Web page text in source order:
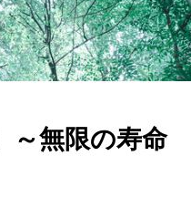
～無限の寿命